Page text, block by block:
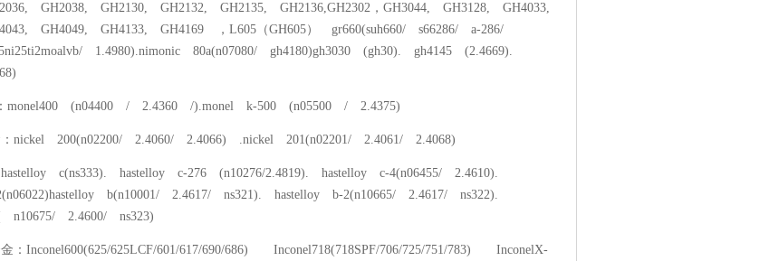
GH2038, GH2130, GH2132, GH2135, GH2136,GH2302，GH3044, GH3128, GH4033,
GH4049, GH4133, GH4169 ，L605（GH605） gr660(suh660/ s66286/ a-286/
1.4980).nimonic 80a(n07080/ gh4180)gh3030 (gh30). gh4145 (2.4669).
monel400 (n04400 / 2.4360 /).monel k-500 (n05500 / 2.4375)
：nickel 200(n02200/ 2.4060/ 2.4066) .nickel 201(n02201/ 2.4061/ 2.4068)
hastelloy c(ns333). hastelloy c-276 (n10276/2.4819). hastelloy c-4(n06455/ 2.4610).
b(n10001/ 2.4617/ ns321). hastelloy b-2(n10665/ 2.4617/ ns322).
n10675/ 2.4600/ ns323)
：Inconel600(625/625LCF/601/617/690/686) Inconel718(718SPF/706/725/751/783) InconelX-